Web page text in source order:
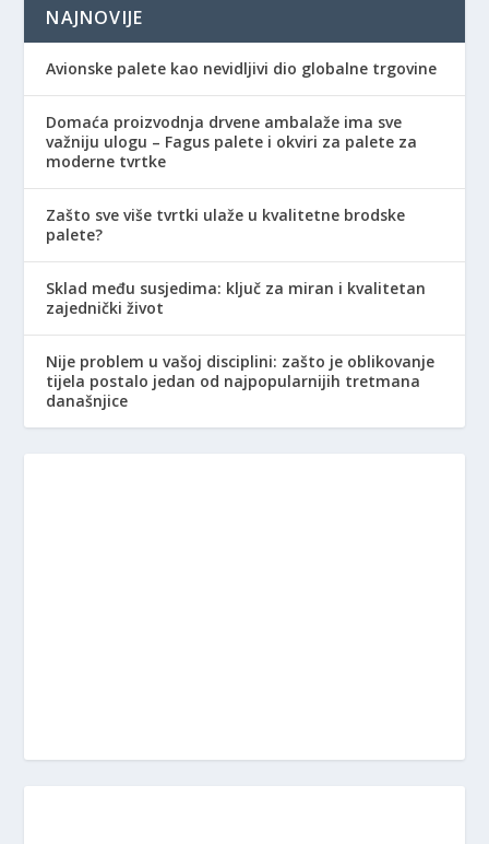
NAJNOVIJE
Avionske palete kao nevidljivi dio globalne trgovine
Domaća proizvodnja drvene ambalaže ima sve
važniju ulogu – Fagus palete i okviri za palete za
moderne tvrtke
Zašto sve više tvrtki ulaže u kvalitetne brodske
palete?
Sklad među susjedima: ključ za miran i kvalitetan
zajednički život
Nije problem u vašoj disciplini: zašto je oblikovanje
tijela postalo jedan od najpopularnijih tretmana
današnjice